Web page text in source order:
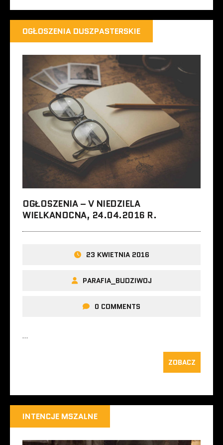
OGŁOSZENIA DUSZPASTERSKIE
OGŁOSZENIA – V NIEDZIELA
WIELKANOCNA, 24.04.2016 R.
23 KWIETNIA 2016
PARAFIA_BUDZIWOJ
0 COMMENTS
…
ZOBACZ
INTENCJE MSZALNE